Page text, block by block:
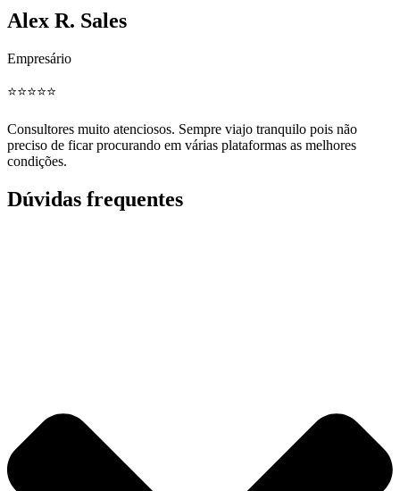
Alex R. Sales
Empresário
⭐️⭐️⭐️⭐️⭐️
Consultores muito atenciosos. Sempre viajo tranquilo pois não
preciso de ficar procurando em várias plataformas as melhores
condições.
Dúvidas frequentes